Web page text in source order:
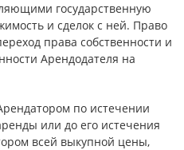
государственную
и сделок с ней. Право
права собственности и
Арендодателя на
по истечении
или до его истечения
всей выкупной цены,